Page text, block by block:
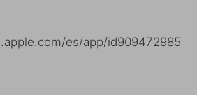
es/app/id909472985